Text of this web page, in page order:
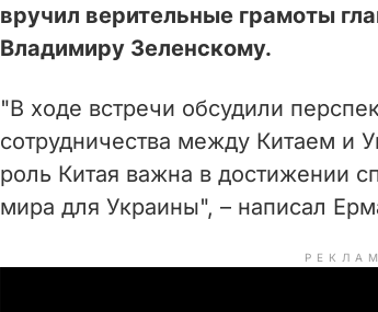
вручил верительные грамоты
Владимиру Зеленскому.
"В ходе встречи обсудили
сотрудничества между Китаем и
роль Китая важна в достижении
мира для Украины", – написал